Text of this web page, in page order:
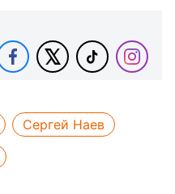
Сергей Наев